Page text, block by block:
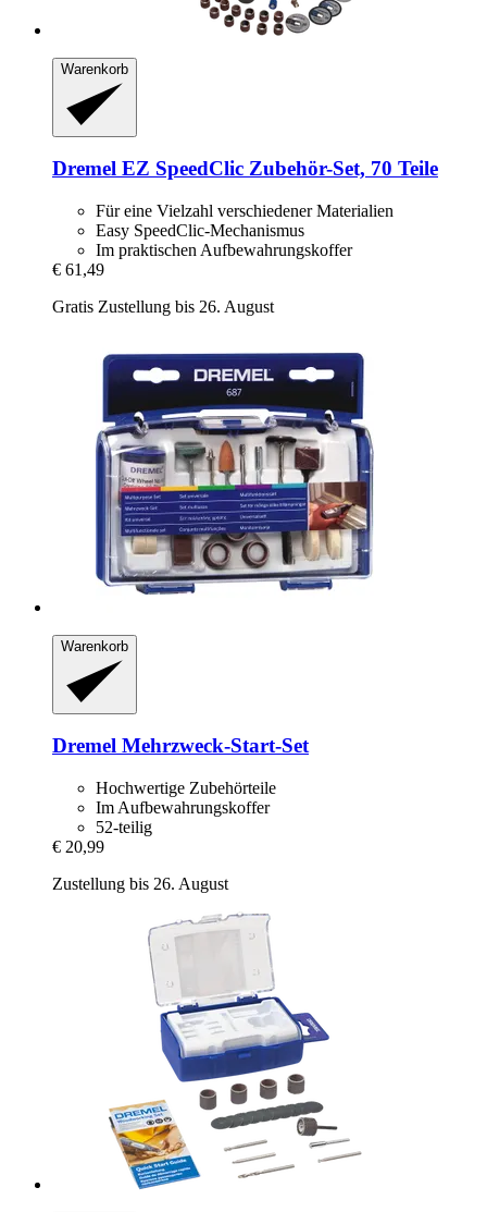
Warenkorb
Dremel EZ SpeedClic Zubehör-​Set, 70 Teile
Für eine Vielzahl verschiedener Materialien
Easy SpeedClic-Mechanismus
Im praktischen Aufbewahrungskoffer
€ 61,49
Gratis Zustellung bis 26. August
Warenkorb
Dremel Mehrzweck-​Start-​Set
Hochwertige Zubehörteile
Im Aufbewahrungskoffer
52-teilig
€ 20,99
Zustellung bis 26. August